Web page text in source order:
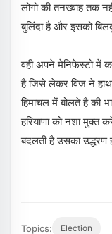
लोगो की तनख्वाह तक
बुलिंदा है और इसको
वही अपने मेनिफेस्टो में
है जिसे लेकर विज ने हाथ
हिमाचल में बोलते है की
हरियाणा को नशा मुक्त
बदलती है उसका उद्धरण
Topics: Election